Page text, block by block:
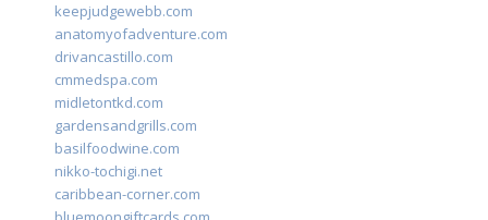
keepjudgewebb.com
anatomyofadventure.com
drivancastillo.com
cmmedspa.com
midletontkd.com
gardensandgrills.com
basilfoodwine.com
nikko-tochigi.net
caribbean-corner.com